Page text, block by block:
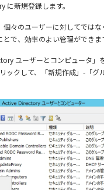
に新規登録します。
個々のユーザーに対してでは
で、効率のよい管理ができま
ユーザーとコンピュータ」
ックして、「新規作成」-「グ